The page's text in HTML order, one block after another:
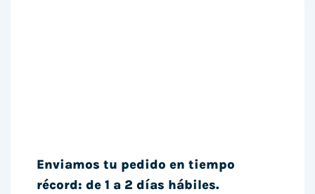
Enviamos tu pedido en tiempo
récord: de 1 a 2 días hábiles.